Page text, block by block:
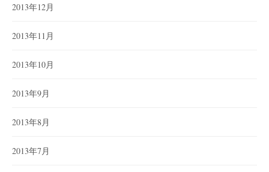
2013年12月
2013年11月
2013年10月
2013年9月
2013年8月
2013年7月